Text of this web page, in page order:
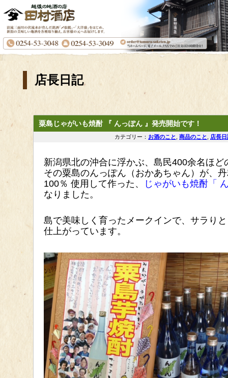
店長日記
粟島じゃがいも焼酎 『 んっぽん 』発売開始です！
カテゴリー： お酒のこと 商品のこと 店長日
新潟県北の沖合に浮かぶ、島民400余名ほど
その粟島のんっぽん（おかあちゃん）が、
100％ 使用して作った、
じゃがいも焼酎「
なりました。
島で美味しく育ったメークインで、サラり
仕上がっています。